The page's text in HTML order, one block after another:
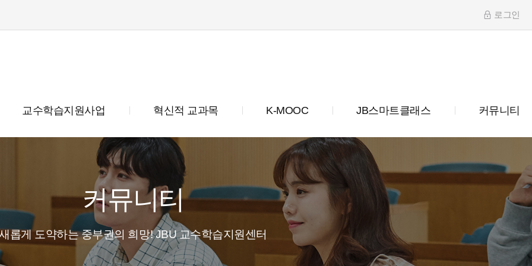
로그인
교수학습지원사업 혁신적 교과목 K-MOOC JB스마트클래스 커뮤니티
커뮤니티
롭게 도약하는 중부권의 희망! JBU 교수학습지원센터